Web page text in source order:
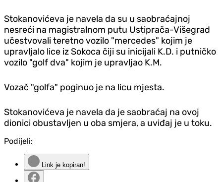
Stokanovićeva je navela da su u saobraćajnoj
nesreći na magistralnom putu Ustiprača-Višegrad
učestvovali teretno vozilo "mercedes" kojim je
upravljalo lice iz Sokoca čiji su inicijali K.D. i putničko
vozilo "golf dva" kojim je upravljao K.M.
Vozač "golfa" poginuo je na licu mjesta.
Stokanovićeva je navela da je saobraćaj na ovoj
dionici obustavljen u oba smjera, a uviđaj je u toku.
Podijeli:
Link je kopiran!